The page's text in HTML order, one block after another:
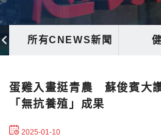
所有CNEWS新聞
蛋雞入畫挺青農 蘇俊賓大
「無抗養殖」成果
2025-01-10